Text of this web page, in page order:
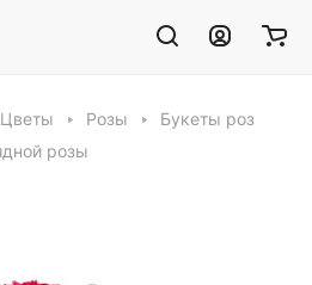
Цветы Розы
Букеты роз
розы